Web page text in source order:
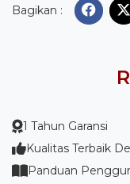
Bagikan :
1 Tahun Garansi
Kualitas Terbaik
Panduan